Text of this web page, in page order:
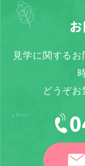
見学に関する
どうぞお